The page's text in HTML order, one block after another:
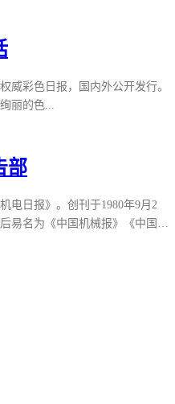
威彩色日报，国内外公开发行。
丽的色...
部
电日报》。创刊于1980年9月2
易名为《中国机械报》《中国机
家机械工业委员会、机械电子工
报，是中国机械、汽车行业最具
月1日报纸更名为《中国工业
、中国机械工业联合会联合主
报业务，可添加